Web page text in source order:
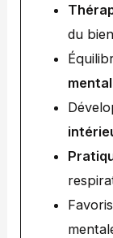
du
mental